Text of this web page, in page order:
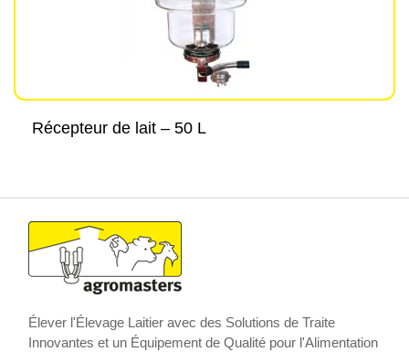
Récepteur de lait – 50 L
Élever l'Élevage Laitier avec des Solutions de Traite
Innovantes et un Équipement de Qualité pour l'Alimentation